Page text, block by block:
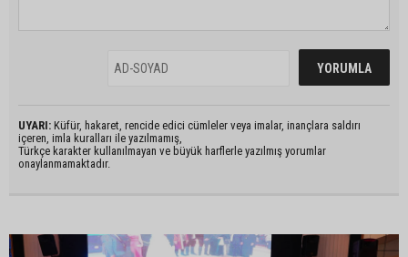
UYARI: Küfür, hakaret, rencide edici cümleler veya imalar, inançlara saldırı
içeren, imla kuralları ile yazılmamış,
Türkçe karakter kullanılmayan ve büyük harflerle yazılmış yorumlar
onaylanmamaktadır.